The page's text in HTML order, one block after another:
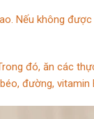
Nếu không
đó, ăn các
đường,